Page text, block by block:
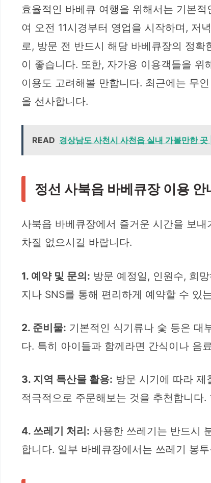
효율적인 바베큐 여행을 위해서는 기본
여 오전 11시경부터 영업을 시작하며, 저
로, 방문 전 반드시 해당 바베큐장의 정
이 좋습니다. 또한, 자가용 이용객들을
이용도 고려해볼 만합니다. 최근에는 무
을 선사합니다.
READ 경상남도 사천시 사천읍 실내 가볼만한
정선 사북읍 바베큐장 이용 안
사북읍 바베큐장에서 즐거운 시간을 보
차질 없으시길 바랍니다.
1. 예약 및 문의: 방문 예정일, 인원수, 희
지나 SNS를 통해 편리하게 예약할 수 있
2. 준비물: 기본적인 식기류나 숯 등은 대
다. 특히 아이들과 함께라면 간식이나 음
3. 지역 특산물 활용: 방문 시기에 따라
적극적으로 주문해보는 것을 추천합니다
4. 쓰레기 처리: 사용한 쓰레기는 반드시
합니다. 일부 바베큐장에서는 쓰레기 봉